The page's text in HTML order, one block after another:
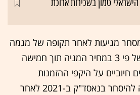
טמון בשכירות ארוכת
מגיעות לאחר תקופה של מגמה
חיובית במניה, ועלייה של פי 3 במחיר המניה תוך חמישה
חיוביים על היקפי ההזמנות
שקיבלה. REE התחילה להיסחר בנאסד"ק ב-2021 לאחר